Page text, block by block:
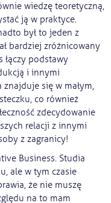
wiedzę teoretyczną,
ją w praktyce.
był to jeden z
bardziej zróżnicowany
łączy podstawy
i innymi
się w małym,
co również
zdecydowanie
relacji z innymi
z zagranicy!
Business. Studia
ale w tym czasie
że nie muszę
na to mam